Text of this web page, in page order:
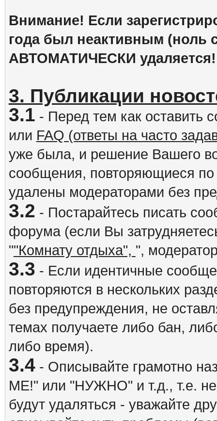
Внимание! Если
года был неактивным (ноль
АВТОМАТИЧЕСКИ удаляется!
3. Публикации
3.1 - Перед тем как оставить
или FAQ (ответы на часто
уже была, и решение Вашего
сообщения, повторяющиеся
удалены модераторами без
3.2 - Постарайтесь писать
форума (если Вы
""Комнату отдыха", ",
3.3 - Если идентичные
повторяются в нескольких
без предупреждения, не
темах получаете либо бан,
либо время).
3.4- Описывайте грамотно
ME!" или "НУЖНО" и т.д., т.е.
будут удаляться - уважайте